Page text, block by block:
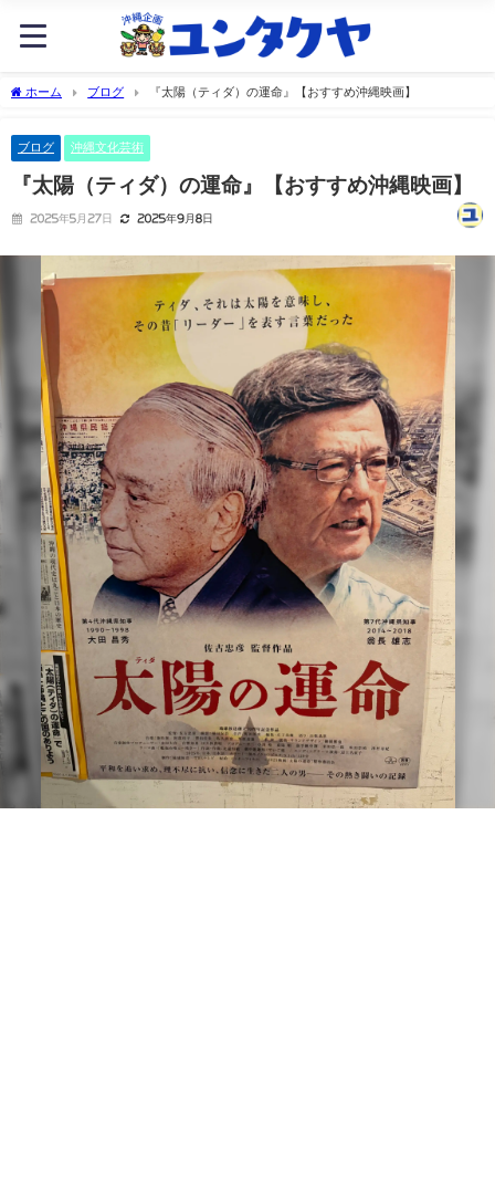
ホーム ブログ 『太陽（ティダ）の運命』【おすすめ沖縄映画】
ブログ 沖縄文化芸術
『太陽（ティダ）の運命』【おすすめ沖縄映画】
2025年5月27日 2025年9月8日